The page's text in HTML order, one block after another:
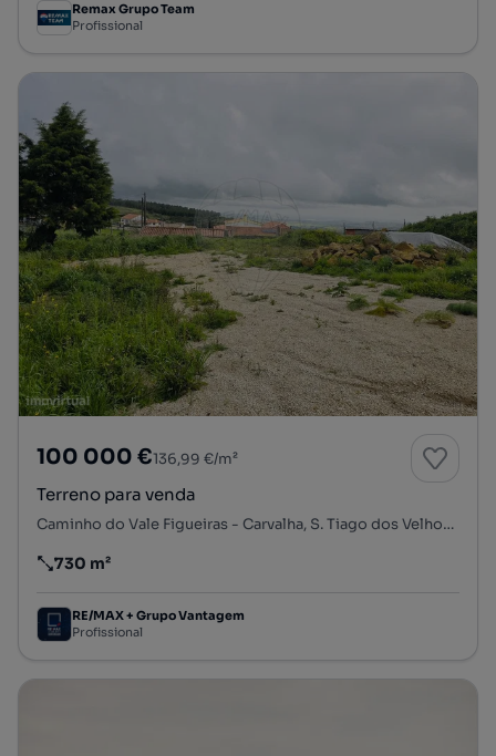
Remax Grupo Team
Profissional
100 000 €136,99 €/m²
Terreno para venda
Caminho do Vale Figueiras - Carvalha, S. Tiago dos Velhos, Arruda dos Vinhos, Lisboa
Preço por metro quadrado
730 m²
RE/MAX + Grupo Vantagem
Profissional